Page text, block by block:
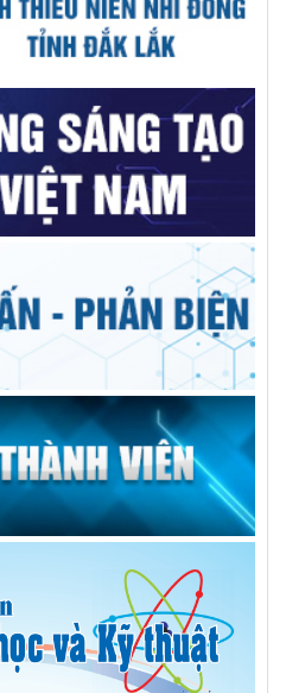
nghệ song hành cùng tư duy
Khoa học chỉ thật sự có giá trị
cao tuổi sống neo đơn
Tư vấn và dịch vụ KHCN tỉnh
Trung: Kỷ niệm 50 năm ngày
sỏi đường mật phức tạp
tầm vị thế trí thức, thủ lĩnh
hoạch tỉnh Đắk Lắk thời kỳ
2050
E10 tách lớp, chuyên gia hóa
tạo Kỹ thuật tỉnh giai đoạn
học và Công nghệ Việt
chức hội thảo về kinh tế xanh